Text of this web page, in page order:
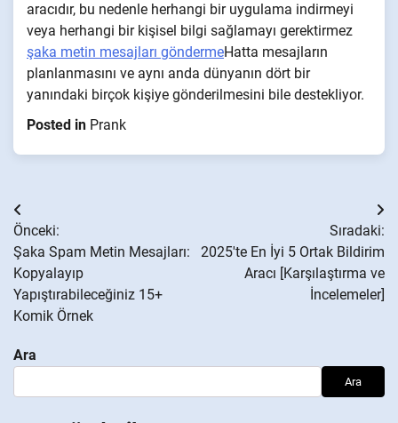
aracıdır, bu nedenle herhangi bir uygulama indirmeyi
veya herhangi bir kişisel bilgi sağlamayı gerektirmez
şaka metin mesajları göndermeHatta mesajların
planlanmasını ve aynı anda dünyanın dört bir
yanındaki birçok kişiye gönderilmesini bile destekliyor.
Posted in Prank
Yazı
gezinmesi
Önceki:
Şaka Spam Metin Mesajları:
Kopyalayıp
Yapıştırabileceğiniz 15+
Komik Örnek
Sıradaki:
2025'te En İyi 5 Ortak Bildirim
Aracı [Karşılaştırma ve
İncelemeler]
Ara
Ara